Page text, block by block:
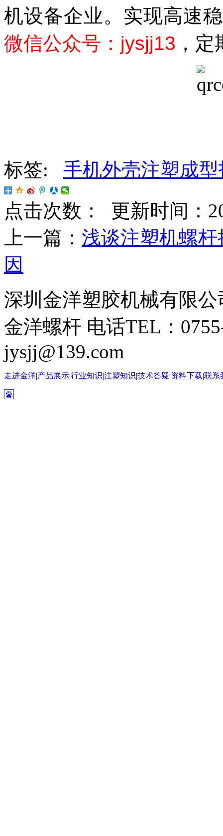
机设备企业。实现高速
微信公众号： jysjj13 ，
标签:
手机外壳注塑成
点击次数：
更新时间：
上一篇： 浅谈注塑机螺
因
深圳金洋塑胶机械有限
金洋螺杆 电话TEL：
jysjj@139.com
走进金洋|产品展示|行业知识|注塑知识|技术答疑|资料下载|联系